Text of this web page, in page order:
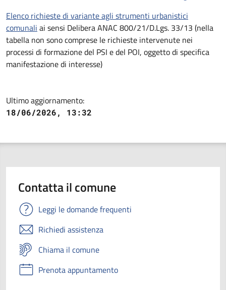
Elenco richieste di variante agli strumenti urbanistici
comunali ai sensi Delibera ANAC 800/21/D.Lgs. 33/13 (nella
tabella non sono comprese le richieste intervenute nei
processi di formazione del PSI e del POI, oggetto di specifica
manifestazione di interesse)
Ultimo aggiornamento:
18/06/2026, 13:32
Contatta il comune
Leggi le domande frequenti
Richiedi assistenza
Chiama il comune
Prenota appuntamento